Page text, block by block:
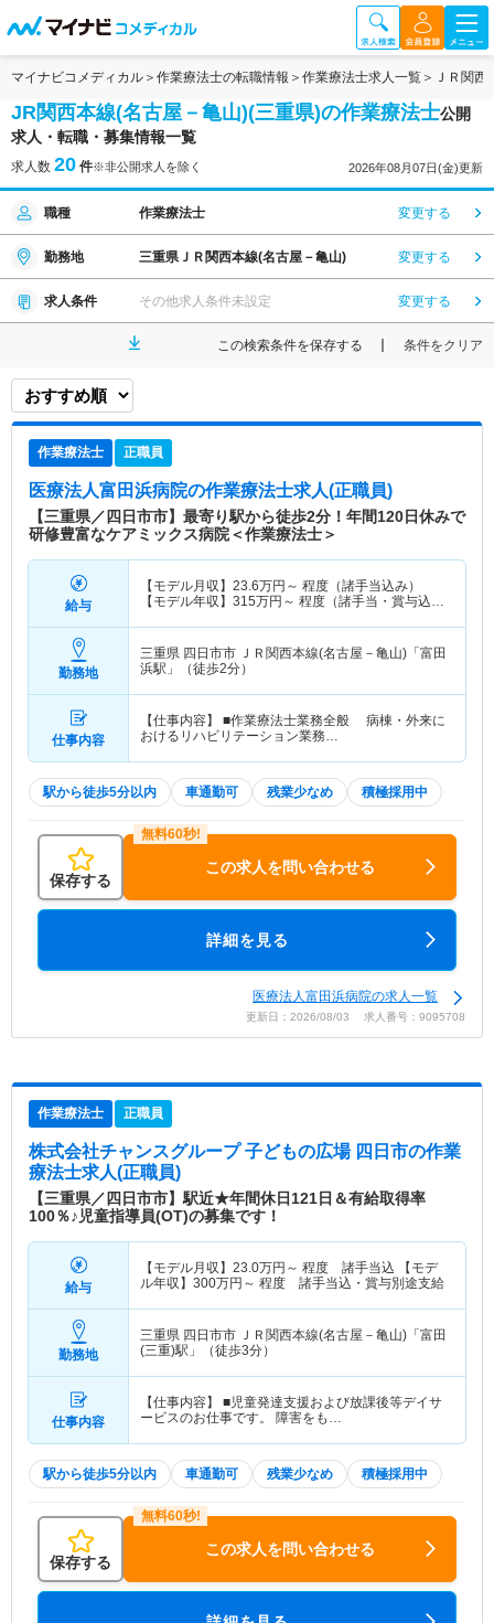
マイナビコメディカル 作業療法士の転職情報 作業療法士求人一覧 ＪＲ関
JR関西本線(名古屋－亀山)(三重県)の作業療法士公開
求人・転職・募集情報一覧
求人数 20 件※非公開求人を除く 2026年08月07日(金)更新
職種 作業療法士 変更する
勤務地 三重県ＪＲ関西本線(名古屋－亀山) 変更する
求人条件 その他求人条件未設定 変更する
この検索条件を保存する 条件をクリア
作業療法士 正職員
医療法人富田浜病院の作業療法士求人(正職員)
【三重県／四日市市】最寄り駅から徒歩2分！年間120日休みで
研修豊富なケアミックス病院＜作業療法士＞
給与
【モデル月収】 23.6万円～ 程度（諸手当込み）
【モデル年収】 315万円～ 程度（諸手当・賞与込
勤務地
三重県 四日市市 ＪＲ関西本線(名古屋－亀山)「富田
浜駅」（徒歩2分）
仕事内容
【仕事内容】 ■作業療法士業務全般 病棟・外来に
おけるリハビリテーション業務…
駅から徒歩5分以内 車通勤可 残業少なめ 積極採用中
保存する
この求人を問い合わせる
詳細を見る
医療法人富田浜病院の求人一覧
更新日：2026/08/03 求人番号：9095708
作業療法士 正職員
株式会社チャンスグループ 子どもの広場 四日市の作業
療法士求人(正職員)
【三重県／四日市市】駅近★年間休日121日＆有給取得率
100％♪児童指導員(OT)の募集です！
給与
【モデル月収】 23.0万円～ 程度 諸手当込 【モデ
ル年収】 300万円～ 程度 諸手当込・賞与別途支給
勤務地
三重県 四日市市 ＪＲ関西本線(名古屋－亀山)「富田
(三重)駅」（徒歩3分）
仕事内容
【仕事内容】 ■児童発達支援および放課後等デイサ
ービスのお仕事です。 障害をも…
駅から徒歩5分以内 車通勤可 残業少なめ 積極採用中
保存する
この求人を問い合わせる